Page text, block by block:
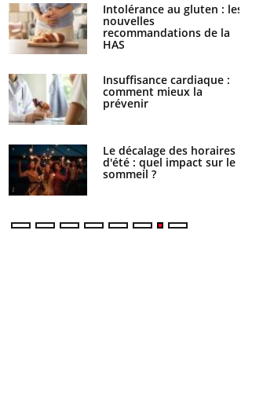
Intolérance au gluten : les
nouvelles
recommandations de la
HAS
Insuffisance cardiaque :
comment mieux la
prévenir
Le décalage des horaires
d'été : quel impact sur le
sommeil ?